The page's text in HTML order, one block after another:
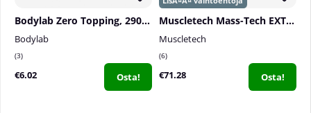
Bodylab Zero Topping, 290 ml
Bodylab
3
€6.02 Osta!
Muscletech Mass-Tech EXTREME 2000, 2,72 kg
Muscletech
6
€71.28 Osta!